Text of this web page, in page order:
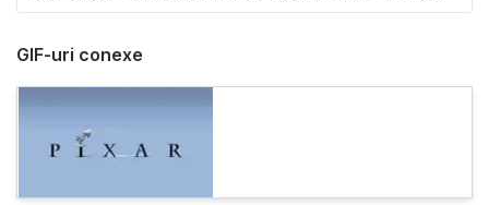
GIF-uri conexe